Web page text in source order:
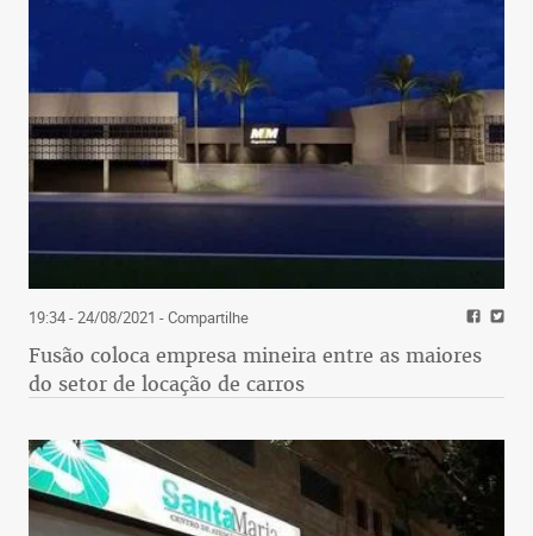
19:34 - 24/08/2021 - Compartilhe
Fusão coloca empresa mineira entre as maiores
do setor de locação de carros